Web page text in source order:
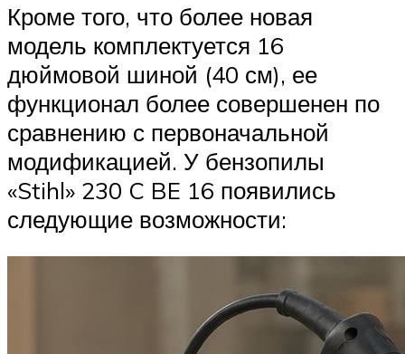
Кроме того, что более новая
модель комплектуется 16
дюймовой шиной (40 см), ее
функционал более совершенен по
сравнению с первоначальной
модификацией. У бензопилы
«Stihl» 230 C BE 16 появились
следующие возможности: